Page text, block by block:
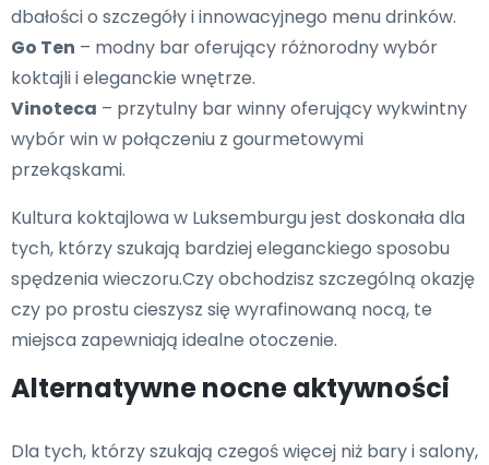
dbałości o szczegóły i innowacyjnego menu drinków.
Go Ten – modny bar oferujący różnorodny wybór
koktajli i eleganckie wnętrze.
Vinoteca – przytulny bar winny oferujący wykwintny
wybór win w połączeniu z gourmetowymi
przekąskami.
Kultura koktajlowa w Luksemburgu jest doskonała dla
tych, którzy szukają bardziej eleganckiego sposobu
spędzenia wieczoru.Czy obchodzisz szczególną okazję
czy po prostu cieszysz się wyrafinowaną nocą, te
miejsca zapewniają idealne otoczenie.
Alternatywne nocne aktywności
Dla tych, którzy szukają czegoś więcej niż bary i salony,